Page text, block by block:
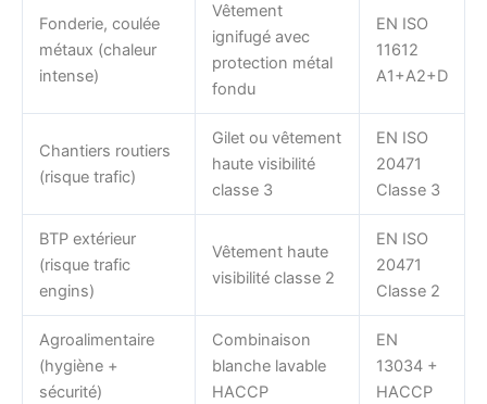
Fonderie, coulée
métaux (chaleur
intense)
Vêtement
ignifugé avec
protection métal
fondu
EN ISO
11612
A1+A2+D
Chantiers routiers
(risque trafic)
Gilet ou vêtement
haute visibilité
classe 3
EN ISO
20471
Classe 3
BTP extérieur
(risque trafic
engins)
Vêtement haute
visibilité classe 2
EN ISO
20471
Classe 2
Agroalimentaire
(hygiène +
sécurité)
Combinaison
blanche lavable
HACCP
EN
13034 +
HACCP